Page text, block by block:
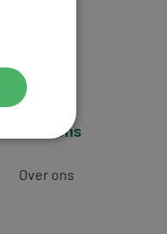
Over ons
Over ons